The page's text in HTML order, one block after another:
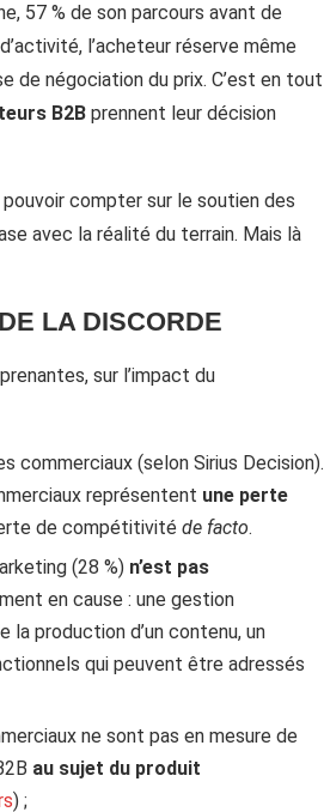
57 % de son parcours avant de
l’acheteur réserve même
de négociation du prix. C’est en tout
B2B prennent leur décision
compter sur le soutien des
avec la réalité du terrain. Mais là
LA DISCORDE
sur l’impact du
commerciaux (selon Sirius Decision).
représentent une perte
de compétitivité de facto.
(28 %) n’est pas
en cause : une gestion
la production d’un contenu, un
qui peuvent être adressés
ne sont pas en mesure de
au sujet du produit
) ;